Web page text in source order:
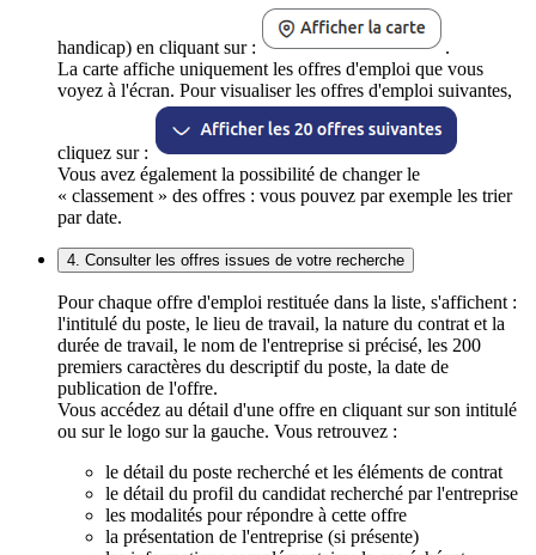
handicap) en cliquant sur :
.
La carte affiche uniquement les offres d'emploi que vous
voyez à l'écran. Pour visualiser les offres d'emploi suivantes,
cliquez sur :
Vous avez également la possibilité de changer le
« classement » des offres : vous pouvez par exemple les trier
par date.
4. Consulter les offres issues de votre recherche
Pour chaque offre d'emploi restituée dans la liste, s'affichent :
l'intitulé du poste, le lieu de travail, la nature du contrat et la
durée de travail, le nom de l'entreprise si précisé, les 200
premiers caractères du descriptif du poste, la date de
publication de l'offre.
Vous accédez au détail d'une offre en cliquant sur son intitulé
ou sur le logo sur la gauche. Vous retrouvez :
le détail du poste recherché et les éléments de contrat
le détail du profil du candidat recherché par l'entreprise
les modalités pour répondre à cette offre
la présentation de l'entreprise (si présente)